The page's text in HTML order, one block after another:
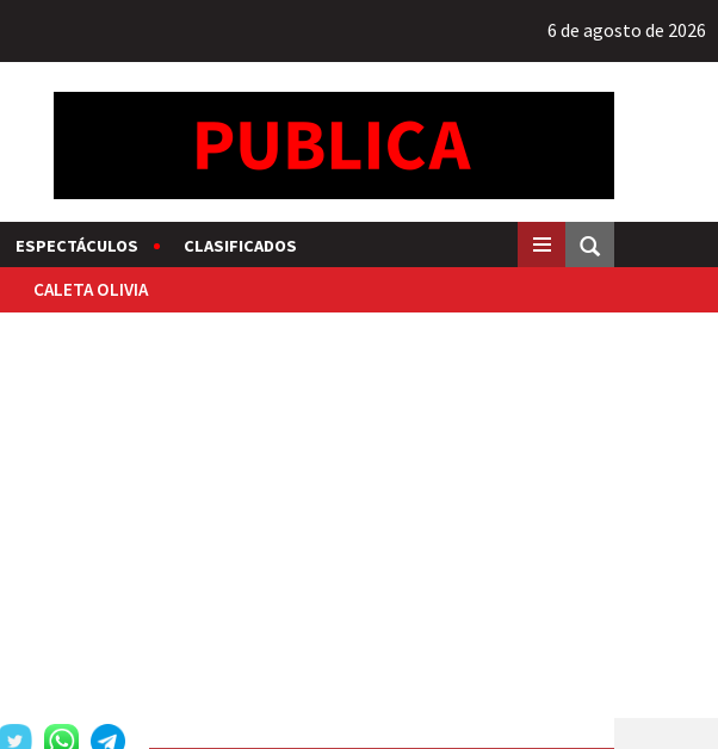
6 de agosto de 2026
ESPECTÁCULOS CLASIFICADOS
CALETA OLIVIA